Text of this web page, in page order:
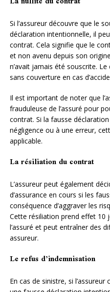
Si l’assureur découvre que le
déclaration intentionnelle, il
contrat. Cela signifie que le
et non avenu depuis son
n’avait jamais été souscrite.
sans couverture en cas
Il est important de noter que
frauduleuse de l’assuré pour
contrat. Si la fausse
négligence ou à une erreur,
applicable.
La résiliation du contrat
L’assureur peut également
d’assurance en cours si les
conséquence d’aggraver les
Cette résiliation prend effet 10
l’assuré et peut entraîner des
assureur.
Le refus d’indemnisation
En cas de sinistre, si l’assureur